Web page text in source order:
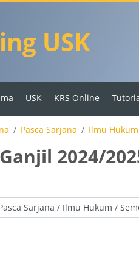
USK
USK KRS Online
Pasca Sarjana Ilmu Hukum
2024/